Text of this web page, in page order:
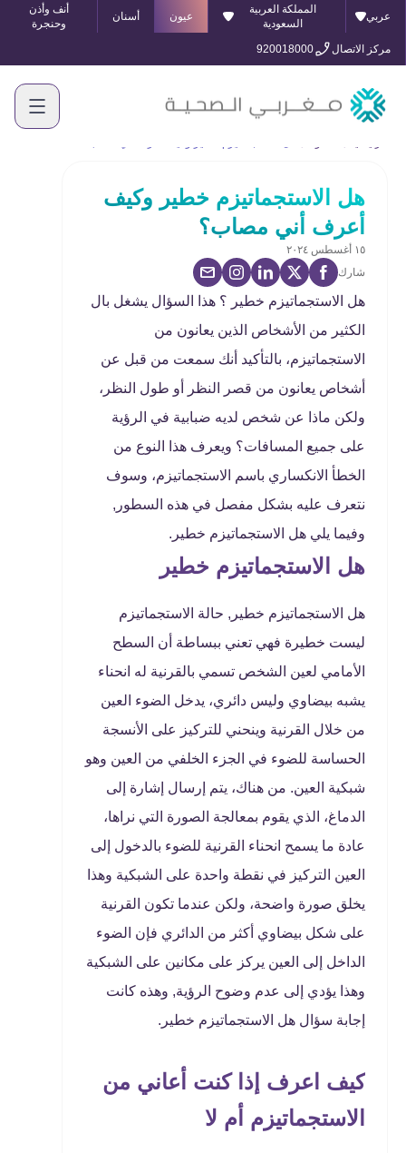
عربي
المملكة العربية
السعودية
عيون أسنان
أنف وأذن
وحنجرة
مركز الاتصال
920018000
هل الاستجماتيزم خطير وكيف
أعرف أني مصاب؟
١٥ أغسطس ٢٠٢٤
شارك
هل الاستجماتيزم خطير ؟ هذا السؤال يشغل بال
الكثير من الأشخاص الذين يعانون من
الاستجماتيزم، بالتأكيد أنك سمعت من قبل عن
أشخاص يعانون من قصر النظر أو طول النظر،
ولكن ماذا عن شخص لديه ضبابية في الرؤية
على جميع المسافات؟ ويعرف هذا النوع من
الخطأ الانكساري باسم الاستجماتيزم، وسوف
نتعرف عليه بشكل مفصل في هذه السطور,
وفيما يلي هل الاستجماتيزم خطير.
هل الاستجماتيزم خطير
هل الاستجماتيزم خطير, حالة الاستجماتيزم
ليست خطيرة فهي تعني ببساطة أن السطح
الأمامي لعين الشخص تسمي بالقرنية له انحناء
يشبه بيضاوي وليس دائري، يدخل الضوء العين
من خلال القرنية وينحني للتركيز على الأنسجة
الحساسة للضوء في الجزء الخلفي من العين وهو
شبكية العين. من هناك، يتم إرسال إشارة إلى
الدماغ، الذي يقوم بمعالجة الصورة التي نراها،
عادة ما يسمح انحناء القرنية للضوء بالدخول إلى
العين التركيز في نقطة واحدة على الشبكية وهذا
يخلق صورة واضحة، ولكن عندما تكون القرنية
على شكل بيضاوي أكثر من الدائري فإن الضوء
الداخل إلى العين يركز على مكانين على الشبكية
وهذا يؤدي إلى عدم وضوح الرؤية, وهذه كانت
إجابة سؤال هل الاستجماتيزم خطير.
كيف اعرف إذا كنت أعاني من
الاستجماتيزم أم لا